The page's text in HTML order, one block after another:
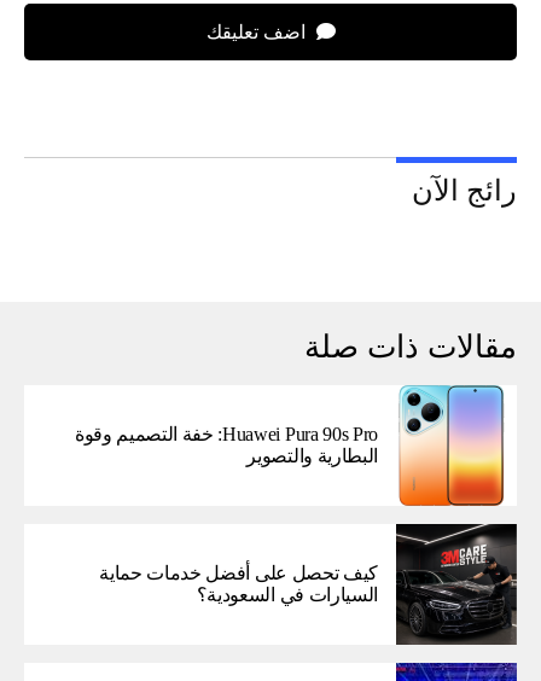
اضف تعليقك
رائج الآن
مقالات ذات صلة
Huawei Pura 90s Pro: خفة التصميم وقوة
البطارية والتصوير
كيف تحصل على أفضل خدمات حماية
السيارات في السعودية؟